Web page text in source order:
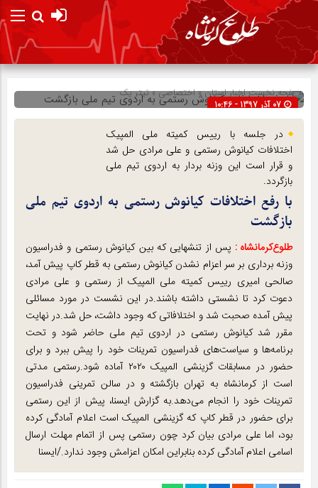
صفحه نخستاخبار استان»اختصاصی»تیتر یک
07 آذر 1397 - 10:46
شناسه : 12185
در جلسه با رییس کمیته ملی المپیک
اختلافات کیانوش رستمی و علی مرادی حل شد
و قرار است این وزنه بردار به اردوی تیم ملی
بازگردد.
با رفع اختلافات کیانوش رستمی به اردوی تیم ملی
بازگشت
طلوع‌‌کرمانشاه : پس از تنشهایی که بین کیانوش رستمی و فدراسیون
وزنه برداری بر سر اعزام نشدن کیانوش رستمی به قطر کاپ پیش آمد،
صالحی امیری رییس کمیته ملی المپیک از رستمی و علی مرادی
دعوت کرد تا نشستی داشته باشند.در این نشست در مورد مسائلی
پیش آمده صحبت شد و اختلافاتی که وجود داشت، حل شد.در نهایت
مقرر شد کیانوش رستمی در اردوی تیم ملی حاضر شود و تحت
برنامه‌ها و سیاست‌های فدراسیون تمرینات خود را پیش ببرد و برای
حضور در مسابقات گزینشی المپیک ۲۰۲۰ آماده شود.رستمی مدتی
است از کرمانشاه به تهران بازگشته و در سالن تمرینی فدراسیون
تمرینات خود را انجام می‌دهد.به گزارش ایسنا، پیش از این رستمی
برای حضور در قطر کاپ که گزینشی المپیک است اعلام آمادگی کرده
بود، اما علی مرادی بیان کرد چون رستمی پس از اتمام مهلت ارسال
اسامی اعلام آمادگی کرده بنابراین امکان اعزامش وجود ندارد./ایسنا